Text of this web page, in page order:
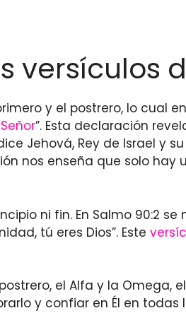
versículos
y el postrero, lo cual
Señor”. Esta declaración
Jehová, Rey de Israel y
nos enseña que solo hay
ni fin. En Salmo 90:2 se
tú eres Dios”. Este
el Alfa y la Omega,
y confiar en Él en